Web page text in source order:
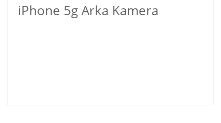
iPhone 5g Arka Kamera